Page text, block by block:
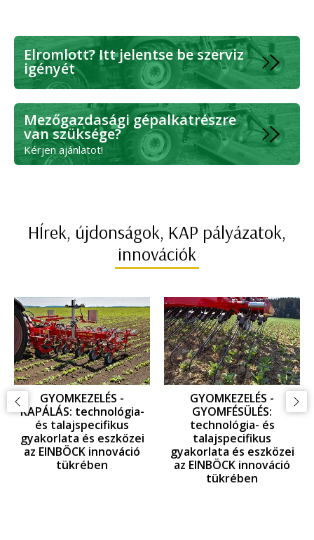
Elromlott? Itt jelentse be szerviz
igényét
Mezőgazdasági gépalkatrészre
van szüksége?
Kérjen ajánlatot!
HÍrek, újdonságok, KAP pályázatok,
innovációk
GYOMKEZELÉS -
KAPÁLÁS: technológia-
és talajspecifikus
gyakorlata és eszközei
az EINBÖCK innováció
tükrében
GYOMKEZELÉS -
GYOMFÉSÜLÉS:
technológia- és
talajspecifikus
gyakorlata és eszközei
az EINBÖCK innováció
tükrében